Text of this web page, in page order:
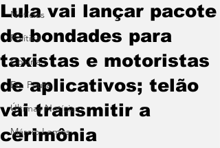
Notícias
Política
Coluna
Em Pauta
Últimas Notícias
Márcio Lemos
Lula vai lançar pacote
de bondades para
taxistas e motoristas
de aplicativos; telão
vai transmitir a
cerimônia